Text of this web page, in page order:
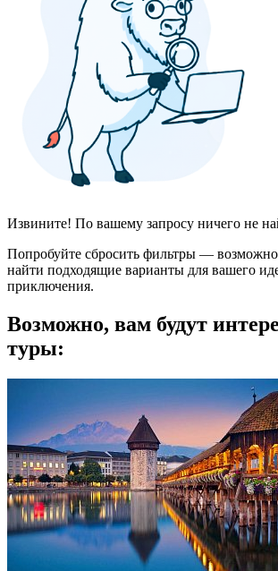
Извините! По вашему запросу ничего не
Попробуйте сбросить фильтры —
найти подходящие варианты для вашего
приключения.
Возможно, вам будут
туры: